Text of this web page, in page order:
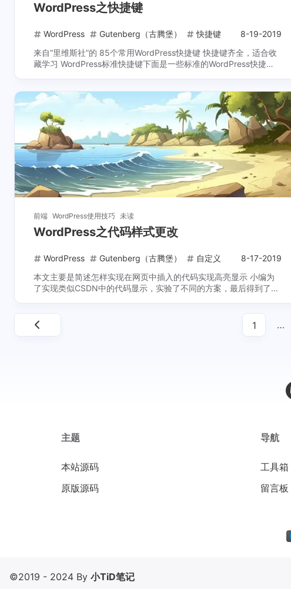
WordPress之快捷键
8-19-2019
WordPress Gutenberg（古腾堡）
快捷键
来自“里维斯社”的 85个常用WordPress快捷键 快捷键齐全，适合收
藏学习 WordPress标准快捷键下面是一些标准的WordPress快捷
前端 WordPress使用技巧 未读
WordPress之代码样式更改
8-17-2019
WordPress Gutenberg（古腾堡）
自定义
本文主要是简述怎样实现在网页中插入的代码实现高亮显示 小编为
了实现类似CSDN中的代码显示，实验了不同的方案，最后得到了一
1 …
主题
本站源码
原版源码
导航
工具箱
留言板
©2019 - 2024 By 小TiD笔记